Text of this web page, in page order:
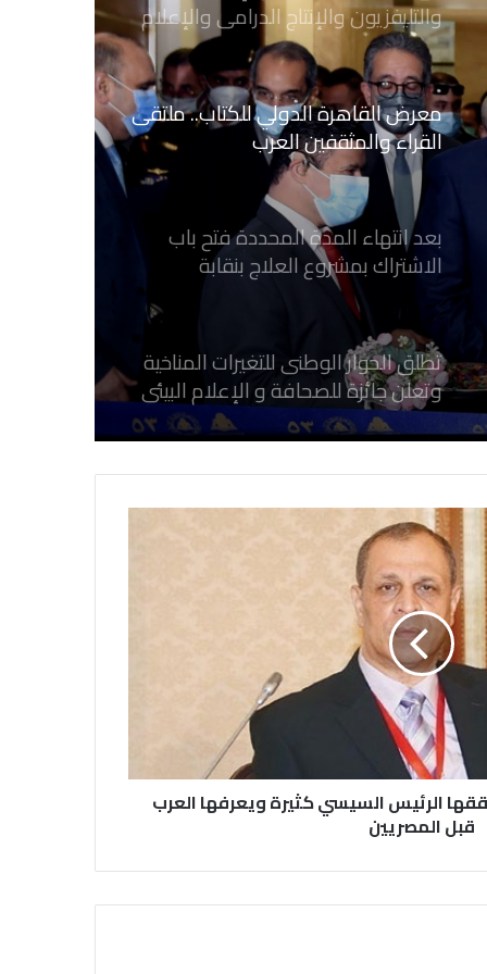
والتليفزيون والإنتاج الدرامى والإعلام
الرقمي
معرض القاهرة الدولي للكتاب.. ملتقى
القراء والمثقفين العرب
بعد انتهاء المدة المحددة فتح باب
الاشتراك بمشروع العلاج بنقابة
الصحفيين المصريين
تطلق الحوار الوطنى للتغيرات المناخية
وتعلن جائزة للصحافة و الإعلام ‎البيئي
عن التغيرات المناخية
نقابة الصحفيين العراقيين تستقبل طلبة
كلية الإعلام بجامعة المستقبل في بابل
في احتفالية عيد الصحافة النجفية
صحيفة (العلم)
في عيد الصحافة العراقية تحية لكل
الصحفيين ولأرواح شهداء الصحافة
رئيس العراق ومجلس الوزراء والنواب
العراقيين
حققها الرئيس السيسي كثيرة ويعرفها العرب
قبل المصريين